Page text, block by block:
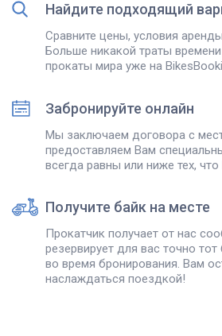
Найдите подходящий
Сравните цены, условия
Больше никакой траты
прокаты мира уже на
Забронируйте онлайн
Мы заключаем договора с
предоставляем Вам
всегда равны или ниже тех,
Получите байк на месте
Прокатчик получает от нас
резервирует для вас точно
во время бронирования. Вам
наслаждаться поездкой!